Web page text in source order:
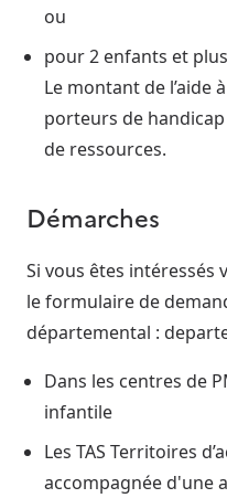
ou
pour 2 enfants et
Le montant de l’aide
porteurs de
de ressources.
Démarches
Si vous êtes intéressés
le formulaire de
départemental :
Dans les centres de
infantile
Les TAS Territoires
accompagnée d'une